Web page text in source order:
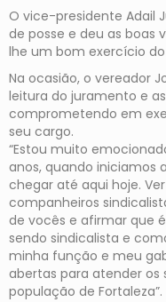
O vice-presidente Adail
de posse e deu as boas
lhe um bom exercício
Na ocasião, o vereador
leitura do juramento e
comprometendo em
seu cargo.
“Estou muito
anos, quando iniciamos
chegar até aqui hoje.
companheiros
de vocês e afirmar que
sendo sindicalista e
minha função e meu
abertas para atender os
população de Fortaleza”.